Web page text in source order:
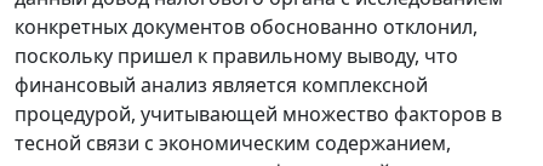
конкретных документов обоснованно отклонил,
поскольку пришел к правильному выводу, что
финансовый анализ является комплексной
процедурой, учитывающей множество факторов в
тесной связи с экономическим содержанием,